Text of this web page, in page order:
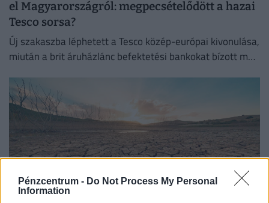
Pénzcentrum - Do Not Process My Personal
Information
el Magyarországról: megpecsételődött a hazai
Tesco sorsa?
Új szakaszba léphetett a Tesco közép-európai kivonulása,
miután a brit áruházlánc befektetési bankokat bízott meg